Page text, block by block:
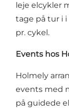
leje elcykler
tage på tur i
pr. cykel.
Events hos
Holmely
events med
på guidede